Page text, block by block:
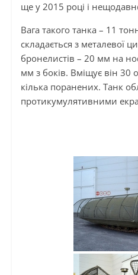
ще у 2015 році і
Вага такого танка – 11
складається з металевої
бронелистів – 20 мм на
мм з боків. Вміщує він 30
кілька поранених. Танк
протикумулятивними